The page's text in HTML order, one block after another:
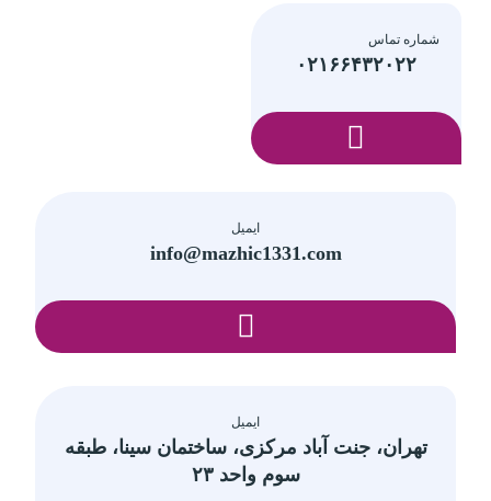
شماره تماس
۰۲۱۶۶۴۳۲۰۲۲
ایمیل
info@mazhic1331.com
ایمیل
تهران، جنت آباد مرکزی، ساختمان سینا، طبقه
سوم واحد ۲۳